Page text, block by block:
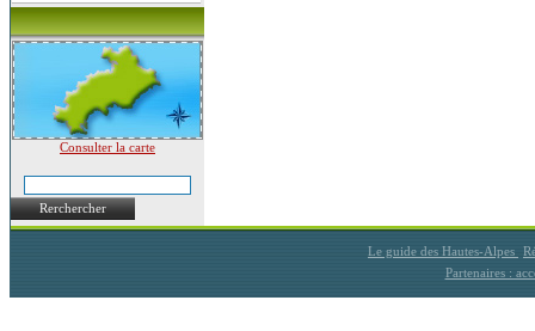
Consulter la carte
Rerchercher
Le guide des Hautes-Alpes
Partenaires :